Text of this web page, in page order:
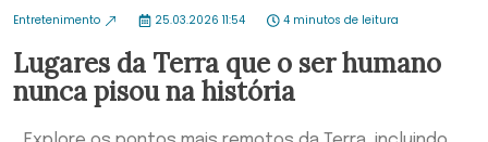
Entretenimento 25.03.2026 11:54 4 minutos de leitura
Lugares da Terra que o ser humano
nunca pisou na história